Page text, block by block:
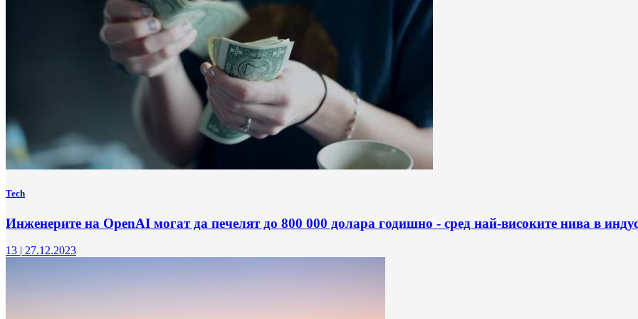
Tech
Инженерите на OpenAI могат да печелят до 800 000 долара годишно - сред най-високите нива в
13 | 27.12.2023